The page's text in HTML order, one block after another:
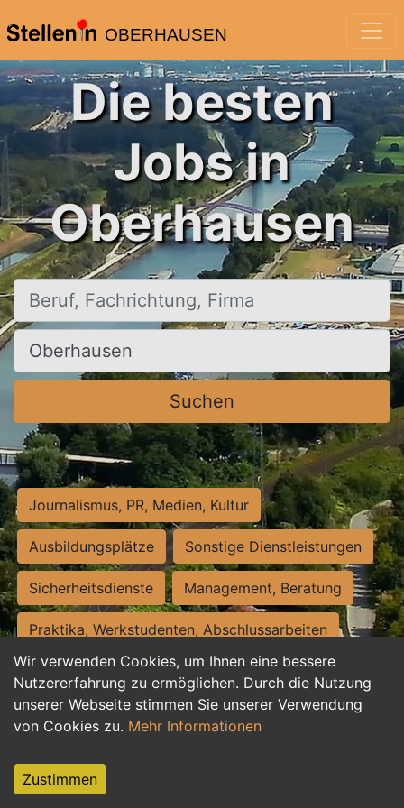
OBERHAUSEN
Wir verwenden Cookies, um Ihnen eine bessere
Nutzererfahrung zu ermöglichen. Durch die Nutzung
unserer Webseite stimmen Sie unserer Verwendung
von Cookies zu. Mehr Informationen
Zustimmen
Die besten
Jobs in
Oberhausen
Beruf, Fachrichtung, Firma
Ort, Stadt
Suchen
Journalismus, PR, Medien, Kultur
Ausbildungsplätze Sonstige Dienstleistungen
Sicherheitsdienste Management, Beratung
Praktika, Werkstudenten, Abschlussarbeiten
Personalwesen Assistenz, Sekretariat
Hilfskräfte, Aushilfs- und Nebenjobs
Weiterbildung, Studium, duale Ausbildung